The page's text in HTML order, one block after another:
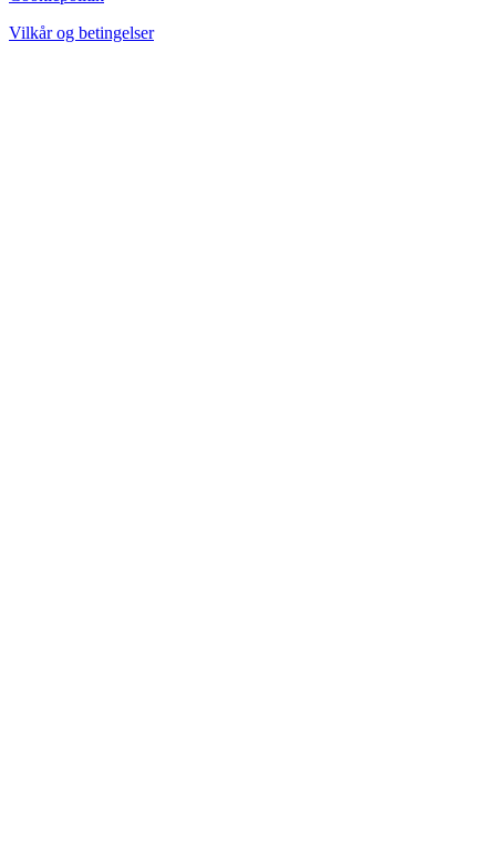
Vilkår og betingelser